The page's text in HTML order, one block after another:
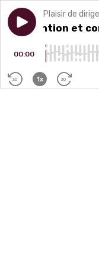
Play episode9.
Plaisir de
9. Attention et
00:00
30 1x 30